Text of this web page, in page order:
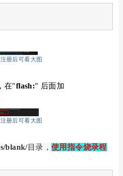
册后可看大图
在"flash:" 后面加
册后可看大图
blank/目录， 使用指令烧录程